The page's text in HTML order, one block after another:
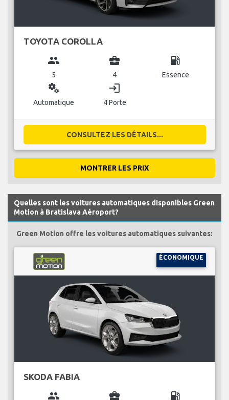
TOYOTA COROLLA
group
5
business_center
4
local_gas_station
Essence
miscellaneous_services
Automatique
login
4 Porte
CONSULTEZ LES DÉTAILS...
MONTRER LES PRIX
Quelles sont les voitures automatiques disponibles Green
Motion à Bratislava Aéroport?
Green Motion offre les voitures automatiques suivantes:
ÉCONOMIQUE
SKODA FABIA
group business_center local_gas_station